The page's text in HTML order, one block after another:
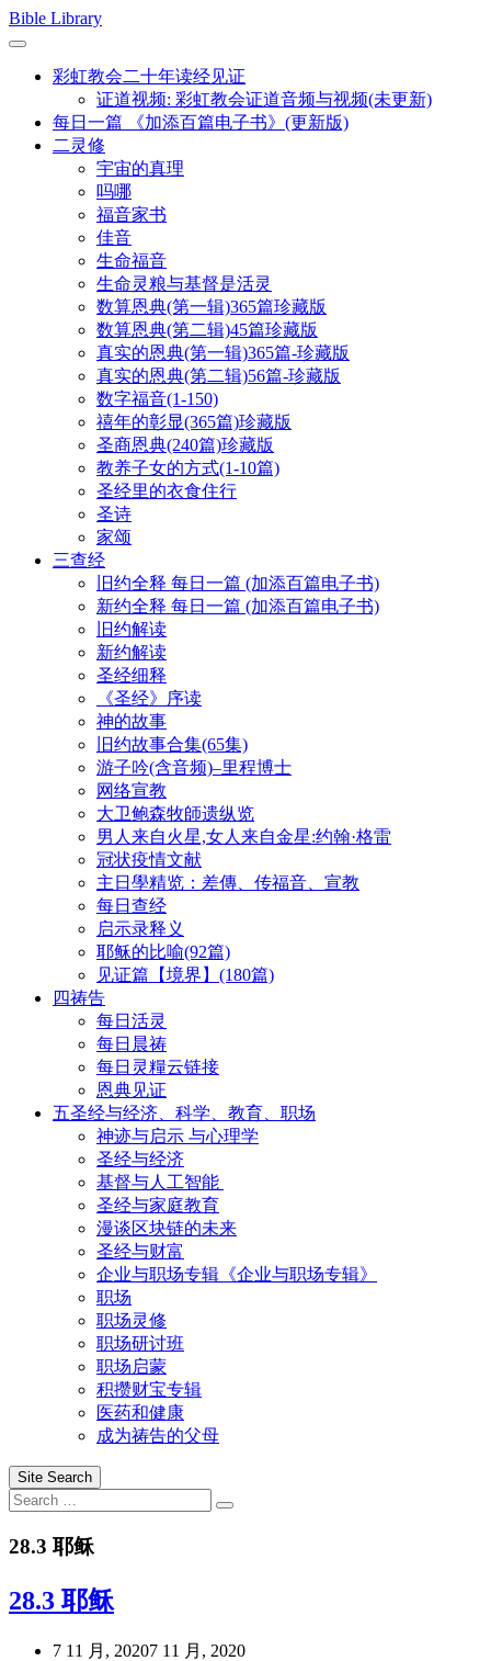
Skip
to
Bible Library
彩虹教会二十年读经见证
证道视频: 彩虹教会证道音频与视频(未更新)
每日一篇 《加添百篇电子书》(更新版)
二灵修
宇宙的真理
吗哪
福音家书
佳音
生命福音
生命灵粮与基督是活灵
数算恩典(第一辑)365篇珍藏版
数算恩典(第二辑)45篇珍藏版
真实的恩典(第一辑)365篇-珍藏版
真实的恩典(第二辑)56篇-珍藏版
数字福音(1-150)
禧年的彰显(365篇)珍藏版
圣商恩典(240篇)珍藏版
教养子女的方式(1-10篇)
圣经里的衣食住行
圣诗
家颂
三查经
旧约全释 每日一篇 (加添百篇电子书)
新约全释 每日一篇 (加添百篇电子书)
旧约解读
新约解读
圣经细释
《圣经》序读
神的故事
旧约故事合集(65集)
游子吟(含音频)–里程博士
网络宣教
大卫鲍森牧師遗纵览
男人来自火星,女人来自金星:约翰·格雷
冠状疫情文献
主日學精览：差傳、传福音、宣教
每日查经
启示录释义
耶稣的比喻(92篇)
见证篇【境界】(180篇)
四祷告
每日活灵
每日晨祷
每日灵糧云链接
恩典见证
五圣经与经济、科学、教育、职场
神迹与启示 与心理学
圣经与经济
基督与人工智能
圣经与家庭教育
漫谈区块链的未来
圣经与财富
企业与职场专辑《企业与职场专辑》
职场
职场灵修
职场研讨班
职场启蒙
积攒财宝专辑
医药和健康
成为祷告的父母
Site Search
Search
for:
Search
28.3 耶稣
28.3 耶稣
7 11 月, 20207 11 月, 2020